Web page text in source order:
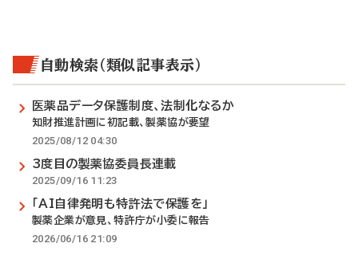
自動検索（類似記事表示）
医薬品データ保護制度、法制化なるか
知財推進計画に初記載、製薬協が要望
2025/08/12 04:30
3度目の製薬協委員長連載
2025/09/16 11:23
「AI自律発明も特許法で保護を」
製薬企業が意見、特許庁が小委に報告
2026/06/16 21:09